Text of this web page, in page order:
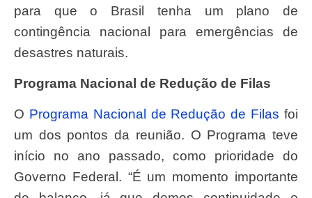
para que o Brasil tenha um plano de
contingência nacional para emergências de
desastres naturais.
Programa Nacional de Redução de Filas
Programa Nacional de Redução de Filas foi
um dos pontos da reunião. O Programa teve
início no ano passado, como prioridade do
Governo Federal. “É um momento importante